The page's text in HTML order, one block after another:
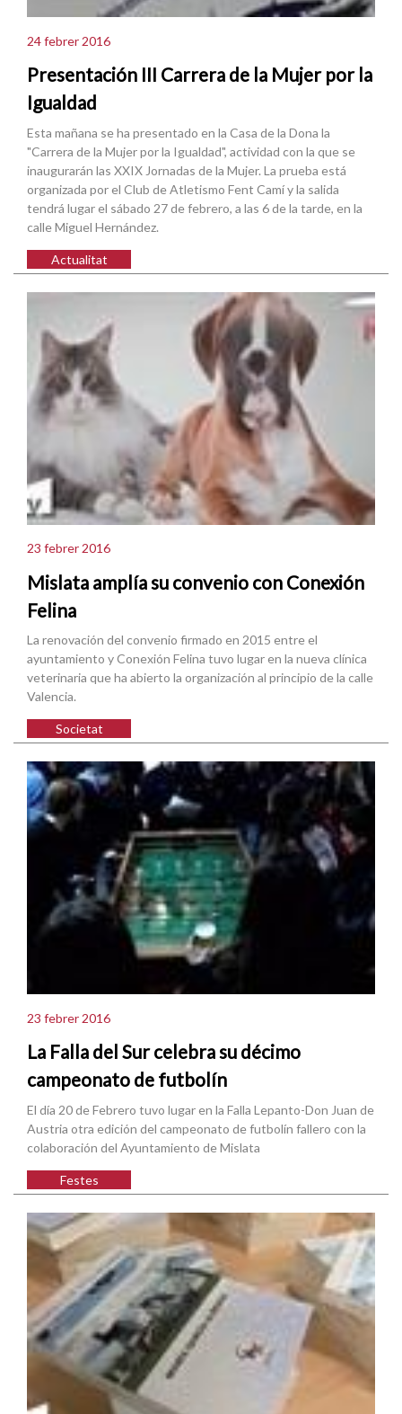
24 febrer 2016
Presentación III Carrera de la Mujer por la
Igualdad
Esta mañana se ha presentado en la Casa de la Dona la
"Carrera de la Mujer por la Igualdad", actividad con la que se
inaugurarán las XXIX Jornadas de la Mujer. La prueba está
organizada por el Club de Atletismo Fent Camí y la salida
tendrá lugar el sábado 27 de febrero, a las 6 de la tarde, en la
calle Miguel Hernández.
Actualitat
23 febrer 2016
Mislata amplía su convenio con Conexión
Felina
La renovación del convenio firmado en 2015 entre el
ayuntamiento y Conexión Felina tuvo lugar en la nueva clínica
veterinaria que ha abierto la organización al principio de la calle
Valencia.
Societat
23 febrer 2016
La Falla del Sur celebra su décimo
campeonato de futbolín
El día 20 de Febrero tuvo lugar en la Falla Lepanto-Don Juan de
Austria otra edición del campeonato de futbolín fallero con la
colaboración del Ayuntamiento de Mislata
Festes